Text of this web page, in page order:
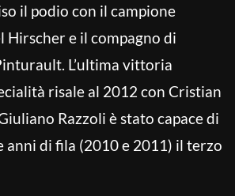
il podio con il campione
Hirscher e il compagno di
L’ultima vittoria
risale al 2012 con Cristian
Razzoli è stato capace di
anni di fila (2010 e 2011) il terzo